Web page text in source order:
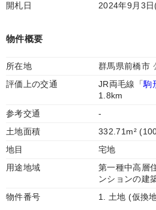
開札日
2024年9月3日
物件概要
所在地 群馬県前橋市
評価上の交通
JR両毛線「駒
1.8km
参考交通
-
土地面積
332.71m²
地目
宅地
用途地域
第一種中高層
ンションの建
物件番号
1. 土地 (仮換